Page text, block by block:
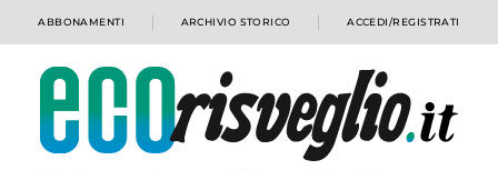
ABBONAMENTI ARCHIVIO STORICO ACCEDI/REGISTRATI